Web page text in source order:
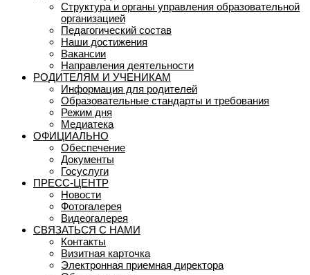
Структура и органы управления образовательной
организацией
Педагогический состав
Наши достижения
Вакансии
Направления деятельности
РОДИТЕЛЯМ И УЧЕНИКАМ
Информация для родителей
Образовательные стандарты и требования
Режим дня
Медиатека
ОФИЦИАЛЬНО
Обеспечение
Документы
Госуслуги
ПРЕСС-ЦЕНТР
Новости
Фотогалерея
Видеогалерея
СВЯЗАТЬСЯ С НАМИ
Контакты
Визитная карточка
Электронная приемная директора